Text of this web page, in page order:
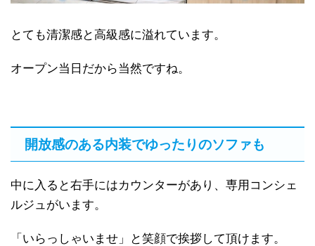
とても清潔感と高級感に溢れています。
オープン当日だから当然ですね。
開放感のある内装でゆったりのソファも
中に入ると右手にはカウンターがあり、専用コンシェ
ルジュがいます。
「いらっしゃいませ」と笑顔で挨拶して頂けます。